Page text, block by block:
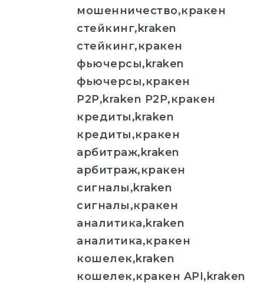
мошенничество,кракен
стейкинг,kraken
стейкинг,кракен
фьючерсы,kraken
фьючерсы,кракен
P2P,kraken P2P,кракен
кредиты,kraken
кредиты,кракен
арбитраж,kraken
арбитраж,кракен
сигналы,kraken
сигналы,кракен
аналитика,kraken
аналитика,кракен
кошелек,kraken
кошелек,кракен API,kraken